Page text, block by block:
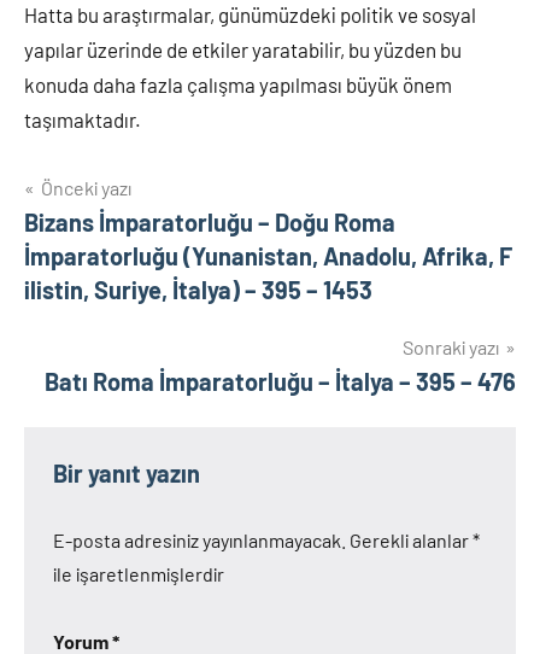
Hatta bu araştırmalar, günümüzdeki politik ve sosyal
yapılar üzerinde de etkiler yaratabilir, bu yüzden bu
konuda daha fazla çalışma yapılması büyük önem
taşımaktadır.
Yazı
gezinmesi
Önceki yazı
Bizans İmparatorluğu – Doğu Roma
İmparatorluğu (Yunanistan, Anadolu, Afrika, F
ilistin, Suriye, İtalya) – 395 – 1453
Sonraki yazı
Batı Roma İmparatorluğu – İtalya – 395 – 476
Bir yanıt yazın
E-posta adresiniz yayınlanmayacak. Gerekli alanlar*
ile işaretlenmişlerdir
Yorum*